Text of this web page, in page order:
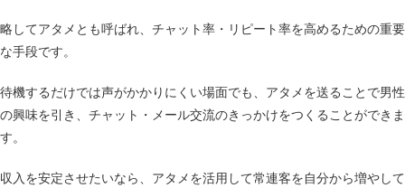
略してアタメとも呼ばれ、チャット率・リピート率を高めるための重要
な手段です。
待機するだけでは声がかかりにくい場面でも、アタメを送ることで男性
の興味を引き、チャット・メール交流のきっかけをつくることができま
す。
収入を安定させたいなら、アタメを活用して常連客を自分から増やして